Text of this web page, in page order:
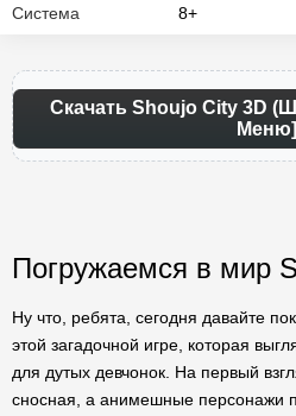
Система 8+
Скачать Shoujo City 3D
Меню]
Погружаемся в мир
Ну что, ребята, сегодня давайте
этой загадочной игре, которая
для дутых девчонок. На первый
сносная, а анимешные персонажи